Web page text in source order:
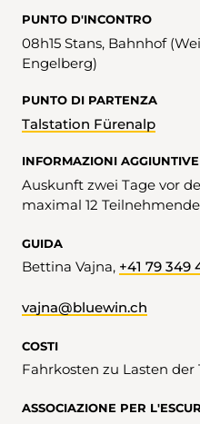
PUNTO D'INCONTRO
08h15 Stans, Bahnhof (Weiterfahrt mit dem Zug nach
Engelberg)
PUNTO DI PARTENZA
Talstation Fürenalp
INFORMAZIONI AGGIUNTIVE
Auskunft zwei Tage vor
maximal 12 Teilnehmende
GUIDA
Bettina Vajna, +41 79 349
vajna@bluewin.ch
COSTI
Fahrkosten zu Lasten
ASSOCIAZIONE PER